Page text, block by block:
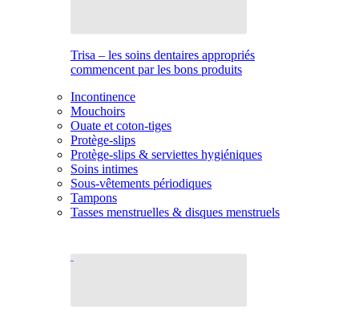
Trisa – les soins dentaires appropriés
commencent par les bons produits
Incontinence
Mouchoirs
Ouate et coton-tiges
Protège-slips
Protège-slips & serviettes hygiéniques
Soins intimes
Sous-vêtements périodiques
Tampons
Tasses menstruelles & disques menstruels